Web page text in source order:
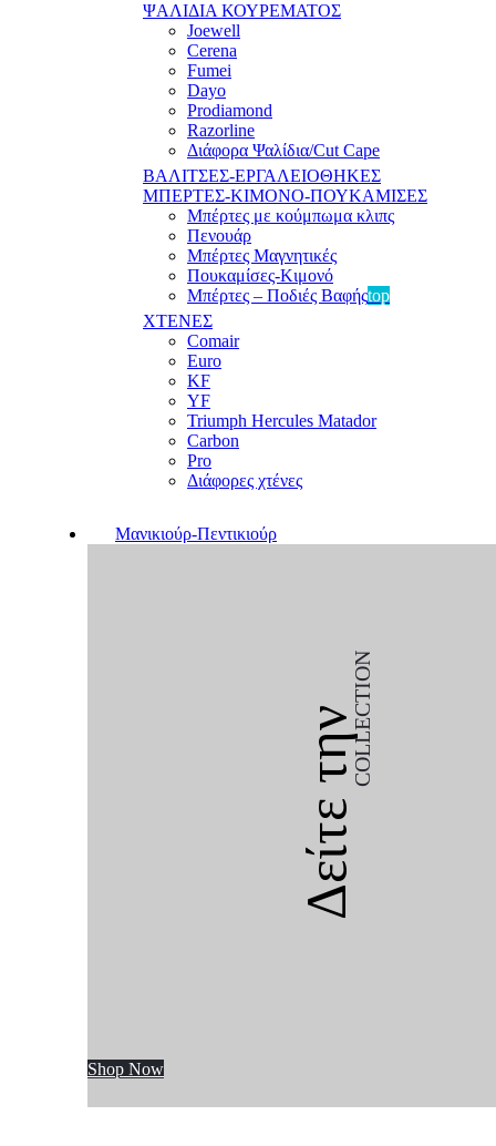
ΨΑΛΙΔΙΑ ΚΟΥΡΕΜΑΤΟΣ
Joewell
Cerena
Fumei
Dayo
Prodiamond
Razorline
Διάφορα Ψαλίδια/Cut Cape
ΒΑΛΙΤΣΕΣ-ΕΡΓΑΛΕΙΟΘΗΚΕΣ
ΜΠΕΡΤΕΣ-ΚΙΜΟΝΟ-ΠΟΥΚΑΜΙΣΕΣ
Μπέρτες με κούμπωμα κλιπς
Πενουάρ
Μπέρτες Μαγνητικές
Πουκαμίσες-Κιμονό
Μπέρτες – Ποδιές Βαφήςtop
ΧΤΕΝΕΣ
Comair
Euro
KF
YF
Triumph Hercules Matador
Carbon
Pro
Διάφορες χτένες
Μανικιούρ-Πεντικιούρ
Δείτε τηνCOLLECTION
Shop Now